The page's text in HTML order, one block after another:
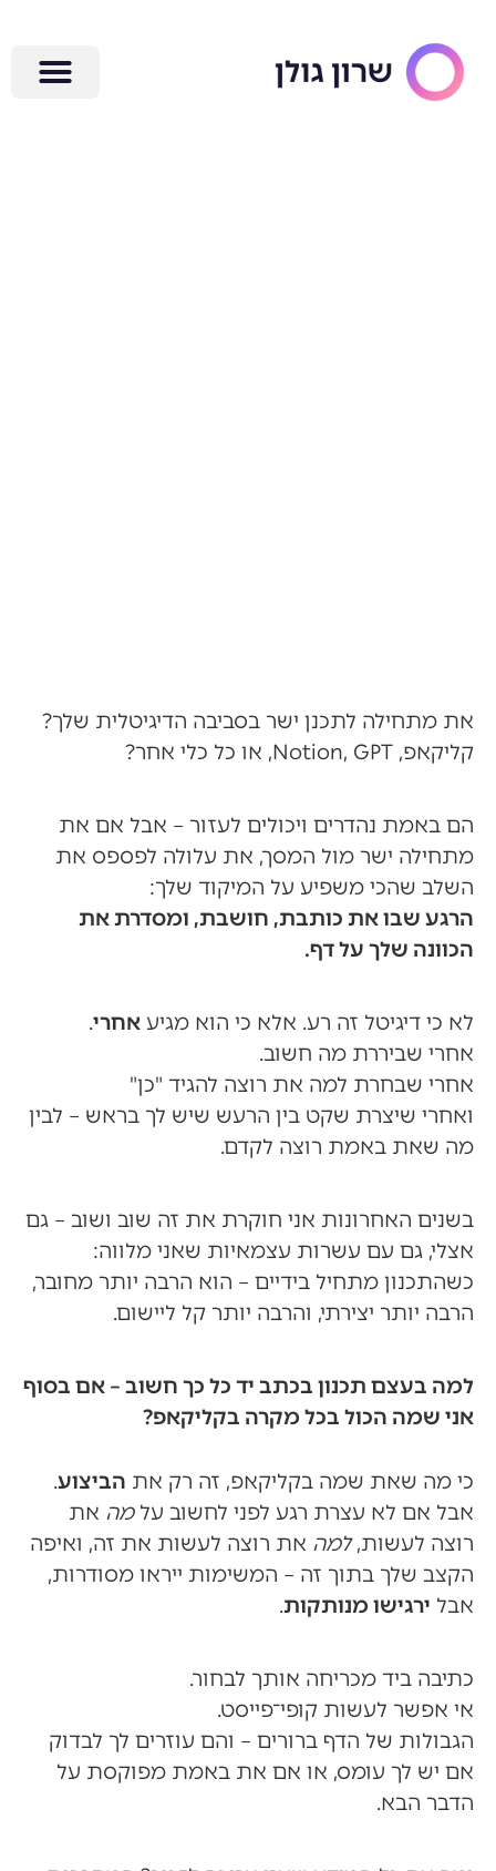
את מתחילה לתכנן ישר בסביבה הדיגיטלית שלך?
קליקאפ, Notion, GPT, או כל כלי אחר?
הם באמת נהדרים ויכולים לעזור – אבל אם את
מתחילה ישר מול המסך, את עלולה לפספס את
השלב שהכי משפיע על המיקוד שלך:
הרגע שבו את כותבת, חושבת, ומסדרת את
הכוונה שלך על דף.
לא כי דיגיטל זה רע. אלא כי הוא מגיע אחרי.
אחרי שביררת מה חשוב.
אחרי שבחרת למה את רוצה להגיד "כן"
ואחרי שיצרת שקט בין הרעש שיש לך בראש – לבין
מה שאת באמת רוצה לקדם.
בשנים האחרונות אני חוקרת את זה שוב ושוב – גם
אצלי, גם עם עשרות עצמאיות שאני מלווה:
כשהתכנון מתחיל בידיים – הוא הרבה יותר מחובר,
הרבה יותר יצירתי, והרבה יותר קל ליישום.
למה בעצם תכנון בכתב יד כל כך חשוב – אם בסוף
אני שמה הכול בכל מקרה בקליקאפ?
כי מה שאת שמה בקליקאפ, זה רק את הביצוע.
אבל אם לא עצרת רגע לפני לחשוב עלמה את
רוצה לעשות,למה את רוצה לעשות את זה, ואיפה
הקצב שלך בתוך זה – המשימות ייראו מסודרות,
אבל ירגישו מנותקות.
כתיבה ביד מכריחה אותך לבחור.
אי אפשר לעשות קופי־פייסט.
הגבולות של הדף ברורים – והם עוזרים לך לבדוק
אם יש לך עומס, או אם את באמת מפוקסת על
הדבר הבא.